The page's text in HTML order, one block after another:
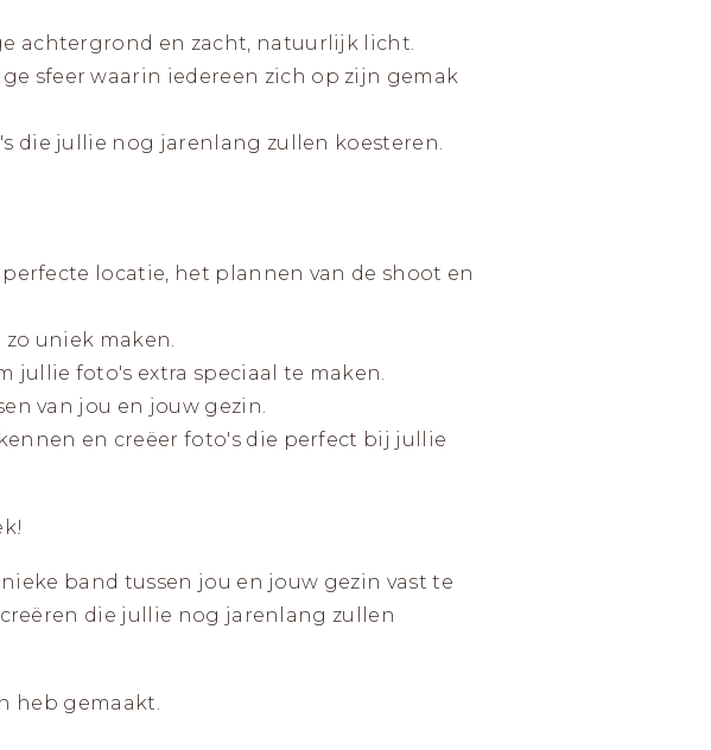
achtergrond en zacht, natuurlijk licht.
sfeer waarin iedereen zich op zijn gemak
die jullie nog jarenlang zullen koesteren.
locatie, het plannen van de shoot en
uniek maken.
jullie foto's extra speciaal te maken.
van jou en jouw gezin.
en creëer foto's die perfect bij jullie
band tussen jou en jouw gezin vast te
die jullie nog jarenlang zullen
heb gemaakt.